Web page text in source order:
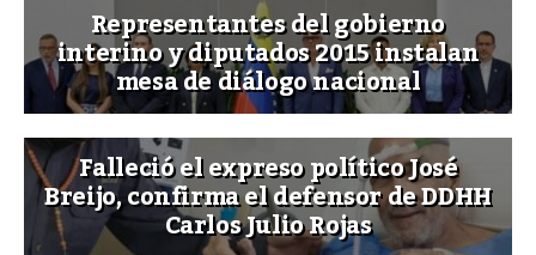
Representantes del gobierno
interino y diputados 2015 instalan
mesa de diálogo nacional
Falleció el expreso político José
Breijo, confirma el defensor de DDHH
Carlos Julio Rojas